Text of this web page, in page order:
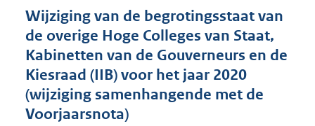
o
o
t
e
:
Wijziging van de begrotingsstaat van
de overige Hoge Colleges van Staat,
Kabinetten van de Gouverneurs en de
Kiesraad (IIB) voor het jaar 2020
(wijziging samenhangende met de
Voorjaarsnota)